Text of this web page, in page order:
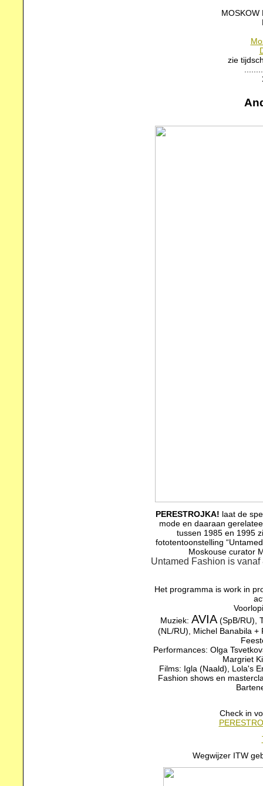
MOSKOW
zie
PERESTROJKA! laat de
mode en daaraan
tussen 1985 en 1995
fototentoonstelling
Moskouse curator
Untamed Fashion is vanaf
Het programma is work in
Muziek: AVIA(SpB/RU),
(NL/RU), Michel Banabila +
Performances: Olga
Margriet
Films: Igla (Naald), Lola's
Fashion shows en
Check in
Wegwijzer ITW